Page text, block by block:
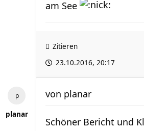
am See
Zitieren
23.10.2016, 20:17
planar
von planar
Schöner Bericht und